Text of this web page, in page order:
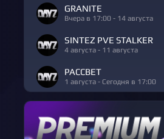
GRANITE
Вчера в 17:00 - 14 августа
SINTEZ PVE STALKER
4 августа - 11 августа
РАССВЕТ
1 августа - Сегодня в 17:00